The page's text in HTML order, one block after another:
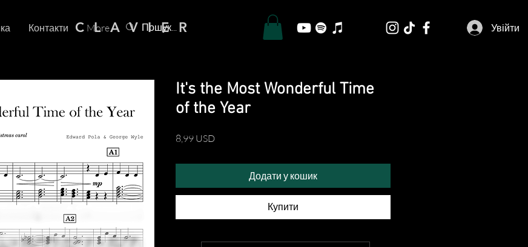
Контакти More Увійти
C L A V I E R
It's the Most Wonderful Time
of the Year
8,99 USDЦіна
Додати у кошик
Купити